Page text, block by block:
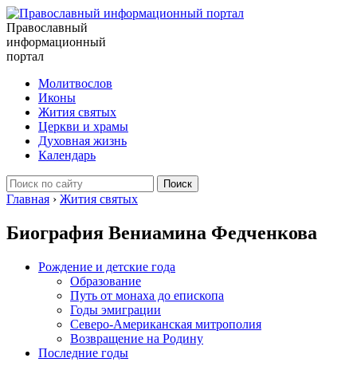
Православный
информационный
портал
Молитвослов
Иконы
Жития святых
Церкви и храмы
Духовная жизнь
Календарь
Главная › Жития святых
Биография Вениамина Федченкова
Рождение и детские года
Образование
Путь от монаха до епископа
Годы эмиграции
Северо-Американская митрополия
Возвращение на Родину
Последние годы